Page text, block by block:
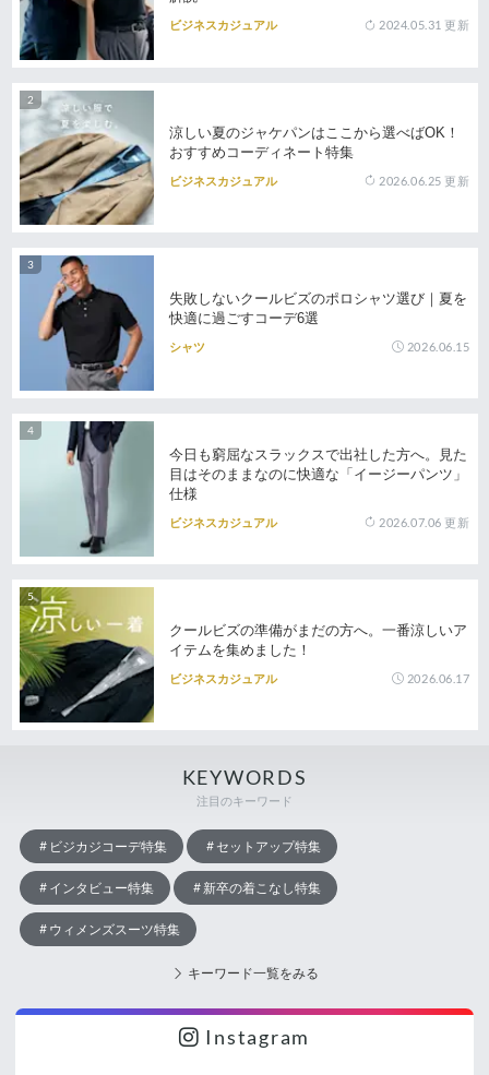
ビジネスカジュアル 2024.05.31 更新
涼しい夏のジャケパンはここから選べばOK！
おすすめコーディネート特集
ビジネスカジュアル 2026.06.25 更新
失敗しないクールビズのポロシャツ選び｜夏を
快適に過ごすコーデ6選
シャツ 2026.06.15
今日も窮屈なスラックスで出社した方へ。見た
目はそのままなのに快適な「イージーパンツ」
仕様
ビジネスカジュアル 2026.07.06 更新
クールビズの準備がまだの方へ。一番涼しいア
イテムを集めました！
ビジネスカジュアル 2026.06.17
KEYWORDS
注目のキーワード
ビジカジコーデ特集 セットアップ特集
インタビュー特集 新卒の着こなし特集
ウィメンズスーツ特集
キーワード一覧をみる
Instagram